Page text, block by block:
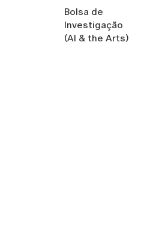
Bolsa de
Investigação
(AI & the Arts)